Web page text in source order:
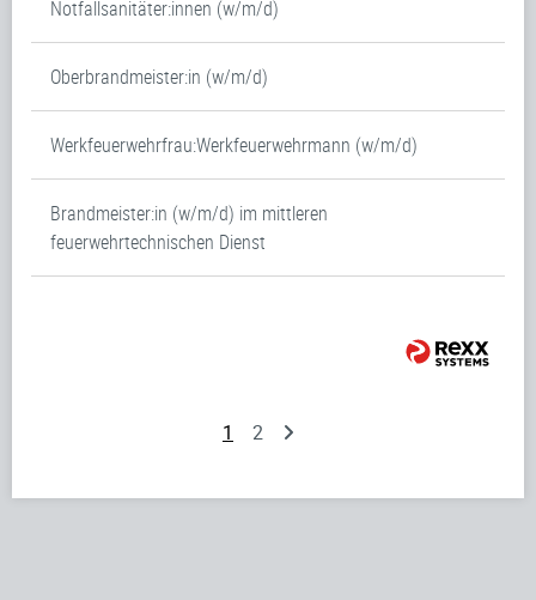
Notfallsanitäter:innen (w/m/d)
Oberbrandmeister:in (w/m/d)
Werkfeuerwehrfrau:Werkfeuerwehrmann (w/m/d)
Brandmeister:in (w/m/d) im mittleren
feuerwehrtechnischen Dienst
1 2